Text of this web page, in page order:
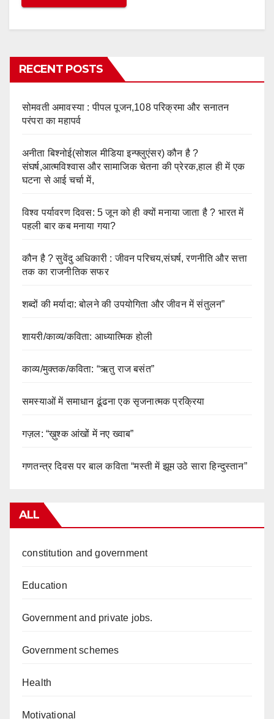
RECENT POSTS
सोमवती अमावस्या : पीपल पूजन,108 परिक्रमा और सनातन
परंपरा का महापर्व
अनीता बिश्नोई(सोशल मीडिया इन्फ्लुएंसर) कौन है ?
संघर्ष,आत्मविश्वास और सामाजिक चेतना की प्रेरक,हाल ही में एक
घटना से आई चर्चा में,
विश्व पर्यावरण दिवस: 5 जून को ही क्यों मनाया जाता है ? भारत में
पहली बार कब मनाया गया?
कौन है ? सुवेंदु अधिकारी : जीवन परिचय,संघर्ष, रणनीति और सत्ता
तक का राजनीतिक सफर
शब्दों की मर्यादा: बोलने की उपयोगिता और जीवन में संतुलन”
शायरी/काव्य/कविता: आध्यात्मिक होली
काव्य/मुक्तक/कविता: “ऋतु राज बसंत”
समस्याओं में समाधान ढूंढना एक सृजनात्मक प्रक्रिया
गज़ल: “ख़ुश्क आंखों में नए ख्वाब”
गणतन्त्र दिवस पर बाल कविता “मस्ती में झूम उठे सारा हिन्दुस्तान”
ALL
constitution and government
Education
Government and private jobs.
Government schemes
Health
Motivational